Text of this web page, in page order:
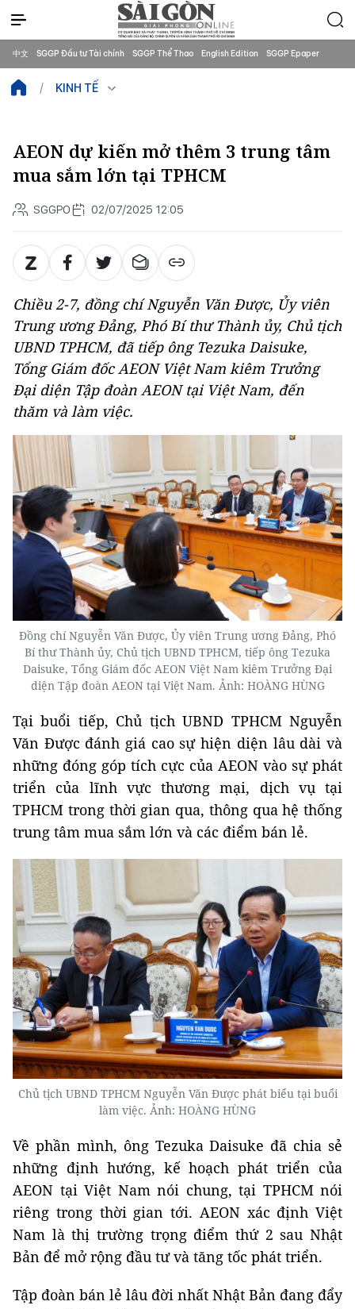
中文 SGGP Đầu tư Tài chính SGGP Thể Thao English Edition SGGP Epaper
KINH TẾ
AEON dự kiến mở thêm 3 trung tâm
mua sắm lớn tại TPHCM
SGGPO 02/07/2025 12:05
Chiều 2-7, đồng chí Nguyễn Văn Được, Ủy viên
Trung ương Đảng, Phó Bí thư Thành ủy, Chủ tịch
UBND TPHCM, đã tiếp ông Tezuka Daisuke,
Tổng Giám đốc AEON Việt Nam kiêm Trưởng
Đại diện Tập đoàn AEON tại Việt Nam, đến
thăm và làm việc.
Đồng chí Nguyễn Văn Được, Ủy viên Trung ương Đảng, Phó
Bí thư Thành ủy, Chủ tịch UBND TPHCM, tiếp ông Tezuka
Daisuke, Tổng Giám đốc AEON Việt Nam kiêm Trưởng Đại
diện Tập đoàn AEON tại Việt Nam. Ảnh: HOÀNG HÙNG
Tại buổi tiếp, Chủ tịch UBND TPHCM Nguyễn
Văn Được đánh giá cao sự hiện diện lâu dài và
những đóng góp tích cực của AEON vào sự phát
triển của lĩnh vực thương mại, dịch vụ tại
TPHCM trong thời gian qua, thông qua hệ thống
trung tâm mua sắm lớn và các điểm bán lẻ.
Chủ tịch UBND TPHCM Nguyễn Văn Được phát biểu tại buổi
làm việc. Ảnh: HOÀNG HÙNG
Về phần mình, ông Tezuka Daisuke đã chia sẻ
những định hướng, kế hoạch phát triển của
AEON tại Việt Nam nói chung, tại TPHCM nói
riêng trong thời gian tới. AEON xác định Việt
Nam là thị trường trọng điểm thứ 2 sau Nhật
Bản để mở rộng đầu tư và tăng tốc phát triển.
Tập đoàn bán lẻ lâu đời nhất Nhật Bản đang đẩy